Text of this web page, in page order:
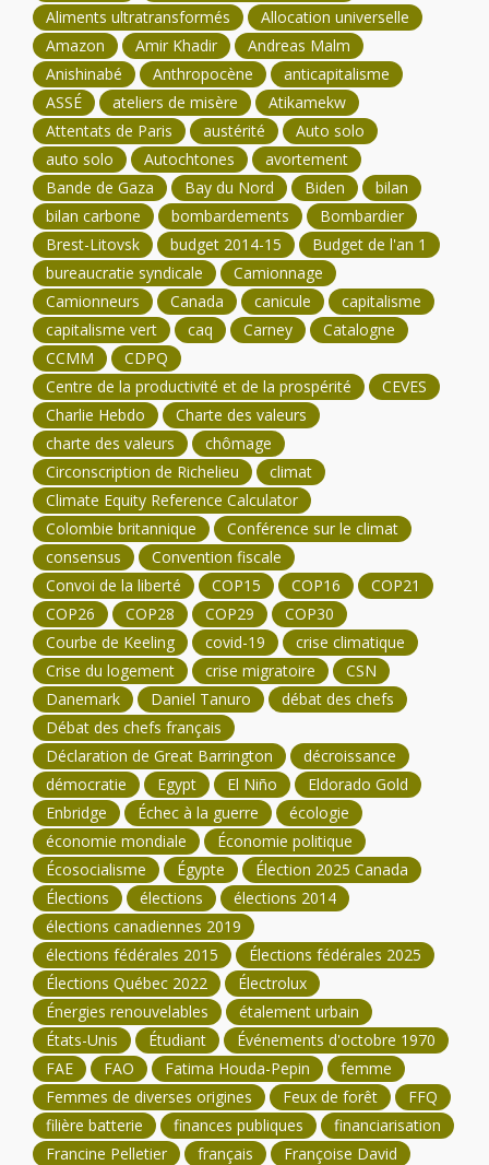
Aliments ultratransformés
Allocation universelle
Amazon
Amir Khadir
Andreas Malm
Anishinabé
Anthropocène
anticapitalisme
ASSÉ
ateliers de misère
Atikamekw
Attentats de Paris
austérité
Auto solo
auto solo
Autochtones
avortement
Bande de Gaza
Bay du Nord Biden
bilan
bilan carbone
bombardements
Bombardier
Brest-Litovsk
budget 2014-15
Budget de l'an 1
bureaucratie syndicale
Camionnage
Camionneurs
Canada canicule
capitalisme
capitalisme vert
caq Carney
Catalogne
CCMM
CDPQ
Centre de la productivité et de la prospérité
CEVES
Charlie Hebdo
Charte des valeurs
charte des valeurs
chômage
Circonscription de Richelieu
climat
Climate Equity Reference Calculator
Colombie britannique
Conférence sur le climat
consensus
Convention fiscale
Convoi de la liberté
COP15 COP16
COP21
COP26
COP28 COP29
COP30
Courbe de Keeling
covid-19
crise climatique
Crise du logement
crise migratoire
CSN
Danemark
Daniel Tanuro
débat des chefs
Débat des chefs français
Déclaration de Great Barrington
décroissance
démocratie
Egypt El Niño
Eldorado Gold
Enbridge
Échec à la guerre
écologie
économie mondiale
Économie politique
Écosocialisme
Égypte
Élection 2025 Canada
Élections
élections
élections 2014
élections canadiennes 2019
élections fédérales 2015
Élections fédérales 2025
Élections Québec 2022
Électrolux
Énergies renouvelables
étalement urbain
États-Unis
Étudiant
Événements d'octobre 1970
FAE
FAO Fatima Houda-Pepin
femme
Femmes de diverses origines
Feux de forêt
FFQ
filière batterie
finances publiques
financiarisation
Francine Pelletier
français
Françoise David